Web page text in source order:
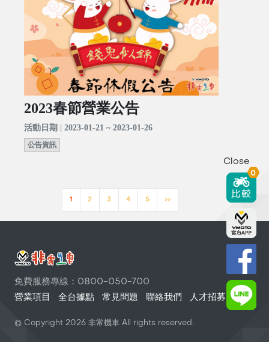
2023春節營業公告
活動日期 | 2023-01-21 ~ 2023-01-26
公告資訊
1 2 3 4 5 >>
免費服務專線：0800-050-700
營業項目
全台據點 常見問題 聯絡我們 人才招募
© Copyright 2026 非常機車 All rights reserved.
Close
0